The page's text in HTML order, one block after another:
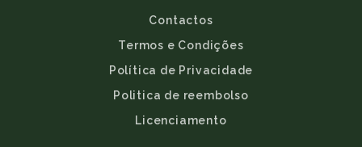
Contactos
Termos e Condições
Política de Privacidade
Politica de reembolso
Licenciamento